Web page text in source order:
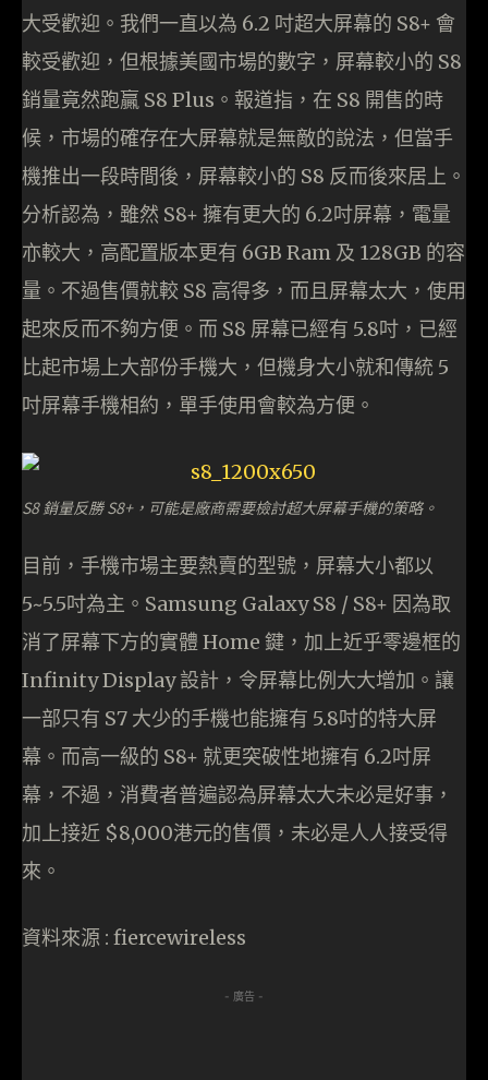
大受歡迎。我們一直以為 6.2 吋超大屏幕的 S8+ 會
較受歡迎，但根據美國市場的數字，屏幕較小的 S8
銷量竟然跑贏 S8 Plus。報道指，在 S8 開售的時
候，市場的確存在大屏幕就是無敵的說法，但當手
機推出一段時間後，屏幕較小的 S8 反而後來居上。
分析認為，雖然 S8+ 擁有更大的 6.2吋屏幕，電量
亦較大，高配置版本更有 6GB Ram 及 128GB 的容
量。不過售價就較 S8 高得多，而且屏幕太大，使用
起來反而不夠方便。而 S8 屏幕已經有 5.8吋，已經
比起市場上大部份手機大，但機身大小就和傳統 5
吋屏幕手機相約，單手使用會較為方便。
S8 銷量反勝 S8+，可能是廠商需要檢討超大屏幕手機的策略。
目前，手機市場主要熱賣的型號，屏幕大小都以
5~5.5吋為主。Samsung Galaxy S8 / S8+ 因為取
消了屏幕下方的實體 Home 鍵，加上近乎零邊框的
Infinity Display 設計，令屏幕比例大大增加。讓
一部只有 S7 大少的手機也能擁有 5.8吋的特大屏
幕。而高一級的 S8+ 就更突破性地擁有 6.2吋屏
幕，不過，消費者普遍認為屏幕太大未必是好事，
加上接近 $8,000港元的售價，未必是人人接受得
來。
資料來源 : fiercewireless
- 廣告 -